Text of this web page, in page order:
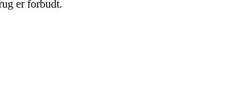
er forbudt.